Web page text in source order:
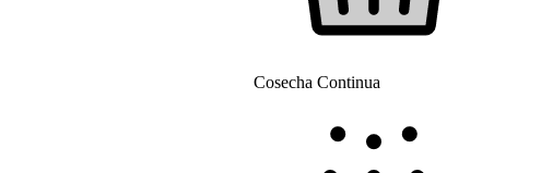
Cosecha Continua